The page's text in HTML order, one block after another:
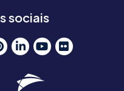
sociais
L
i
k
e
Y
o
u
F
l